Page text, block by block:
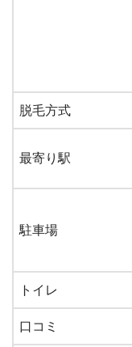
脱毛方式
最寄り駅
駐車場
トイレ
口コミ